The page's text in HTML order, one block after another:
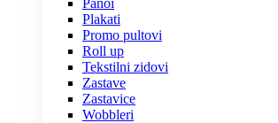
Panoi
Plakati
Promo pultovi
Roll up
Tekstilni zidovi
Zastave
Zastavice
Wobbleri